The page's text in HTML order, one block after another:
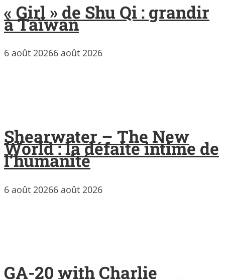
« Girl » de Shu Qi : grandir
à Taïwan
6 août 20266 août 2026
Shearwater – The New
World : la défaite intime de
l’humanité
6 août 20266 août 2026
GA-20 with Charlie